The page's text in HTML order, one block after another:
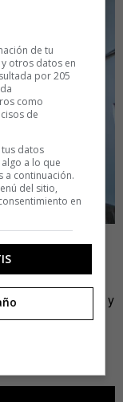
Marte
al planeta rojo y
cada vez más
en marcha
de tu
otros datos en
por 205
como
de
datos
a lo que
a continuación.
del sitio,
en